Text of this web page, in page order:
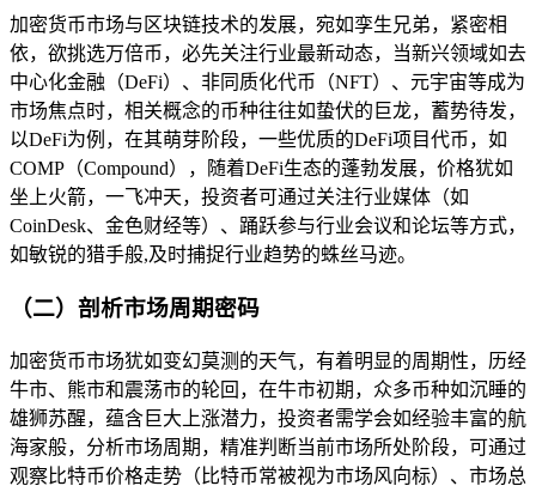
加密货币市场与区块链技术的发展，宛如孪生兄弟，紧密相
依，欲挑选万倍币，必先关注行业最新动态，当新兴领域如去
中心化金融（DeFi）、非同质化代币（NFT）、元宇宙等成为
市场焦点时，相关概念的币种往往如蛰伏的巨龙，蓄势待发，
以DeFi为例，在其萌芽阶段，一些优质的DeFi项目代币，如
COMP（Compound），随着DeFi生态的蓬勃发展，价格犹如
坐上火箭，一飞冲天，投资者可通过关注行业媒体（如
CoinDesk、金色财经等）、踊跃参与行业会议和论坛等方式，
如敏锐的猎手般,及时捕捉行业趋势的蛛丝马迹。
（二）剖析市场周期密码
加密货币市场犹如变幻莫测的天气，有着明显的周期性，历经
牛市、熊市和震荡市的轮回，在牛市初期，众多币种如沉睡的
雄狮苏醒，蕴含巨大上涨潜力，投资者需学会如经验丰富的航
海家般，分析市场周期，精准判断当前市场所处阶段，可通过
观察比特币价格走势（比特币常被视为市场风向标）、市场总